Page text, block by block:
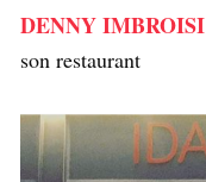
DENNY IMBROISI
son restaurant